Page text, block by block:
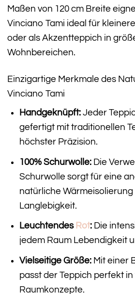
Maßen von 120 cm Breite
Vinciano Tami ideal für
oder als Akzentteppich in
Wohnbereichen.
Einzigartige Merkmale des
Vinciano Tami
Handgeknüpft:Jeder
gefertigt mit traditionellen
höchster Präzision.
100% Schurwolle:Die
Schurwolle sorgt für eine
natürliche Wärmeisolierung
Langlebigkeit.
Leuchtendes Rot:Die
jedem Raum Lebendigkeit
Vielseitige Größe:Mit einer
passt der Teppich perfekt
Raumkonzepte.